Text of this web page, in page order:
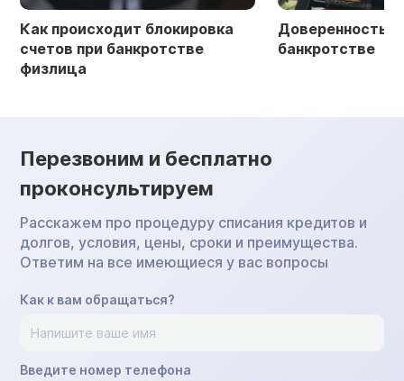
Как происходит блокировка
счетов при банкротстве
физлица
Доверенность
банкротстве
Перезвоним и бесплатно
проконсультируем
Расскажем про процедуру списания кредитов и
долгов, условия, цены, сроки и преимущества.
Ответим на все имеющиеся у вас вопросы
Как к вам обращаться?
Введите номер телефона